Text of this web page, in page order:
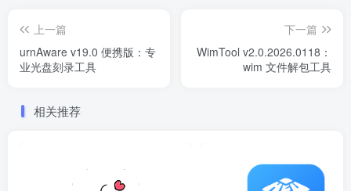
上一篇
urnAware v19.0 便携版：专
业光盘刻录工具
下一篇
WimTool v2.0.2026.0118：
wim 文件解包工具
相关推荐